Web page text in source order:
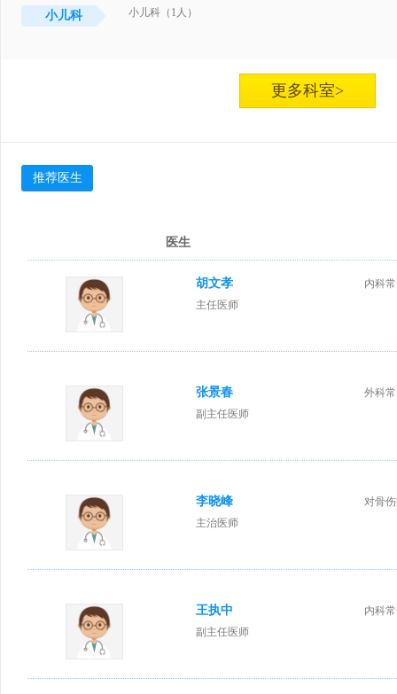
小儿科 小儿科（1人）
更多科室>
推荐医生
医生
胡文孝
主任医师
内科
张景春
副主任医师
外科
李晓峰
主治医师
对骨
王执中
副主任医师
内科